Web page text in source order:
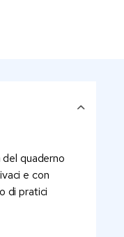
quaderno
e con
di pratici